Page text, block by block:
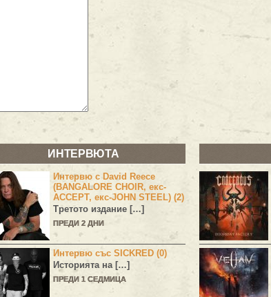
ИНТЕРВЮТА
Интервю с David Reece
(BANGALORE CHOIR, екс-
ACCEPT, екс-JOHN STEEL) (2)
Третото издание […]
ПРЕДИ 2 ДНИ
Интервю със SICKRED (0)
Историята на […]
ПРЕДИ 1 СЕДМИЦА